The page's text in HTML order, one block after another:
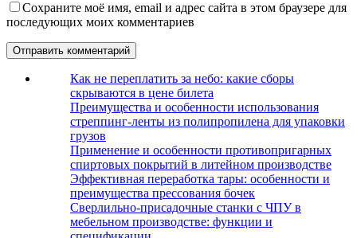
Сохраните моё имя, email и адрес сайта в этом браузере для
последующих моих комментариев
Как не переплатить за небо: какие сборы
скрываются в цене билета
Преимущества и особенности использования
стреппинг-ленты из полипропилена для упаковки
грузов
Применение и особенности противопригарных
спиртовых покрытий в литейном производстве
Эффективная переработка тары: особенности и
преимущества прессования бочек
Сверлильно-присадочные станки с ЧПУ в
мебельном производстве: функции и